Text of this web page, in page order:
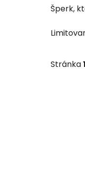
Šperk,
Stránka1